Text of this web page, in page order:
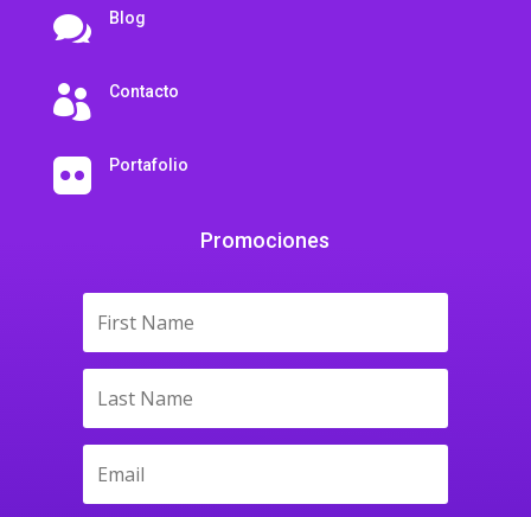
 Blog
 Contacto
 Portafolio
Promociones